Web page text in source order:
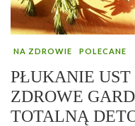
NA ZDROWIE POLECANE
PŁUKANIE UST
ZDROWE
TOTALNĄ